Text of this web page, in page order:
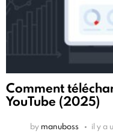
Comment
YouTube (2025)
by manuboss il y a